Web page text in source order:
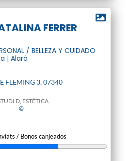
FERRER
/ BELLEZA Y CUIDADO
| Alaró
FLEMING 3, 07340
D, ESTÉTICA
@
/ Bonos canjeados